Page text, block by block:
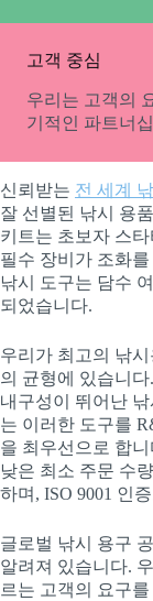
고객 중심
우리는 고객의
기적인 파트너
신뢰받는 전 세계
잘 선별된 낚시 용
키트는 초보자 스
필수 장비가 조화
낚시 도구는 담수
되었습니다.
우리가 최고의 낚
의 균형에 있습니
내구성이 뛰어난
는 이러한 도구를
을 최우선으로 합
낮은 최소 주문 수
하며, ISO 9001 인
글로벌 낚시 용구
알려져 있습니다.
르는 고객의 요구